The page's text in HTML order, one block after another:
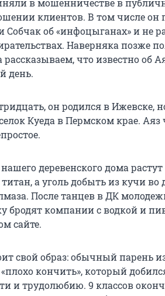
в мошенничестве в
клиентов. В том числе он
об «инфоцыганах» и не
Наверняка позже
что известно об
день.
он родился в Ижевске,
Куеда в Пермском крае. Аяз
деревенского дома
а уголь добыть из кучи во
После танцев в ДК
бродят компании с водкой и
сайте.
свой образ: обычный парень
кончить», который
и трудолюбию. 9 классов